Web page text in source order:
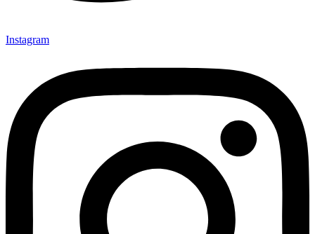
Instagram